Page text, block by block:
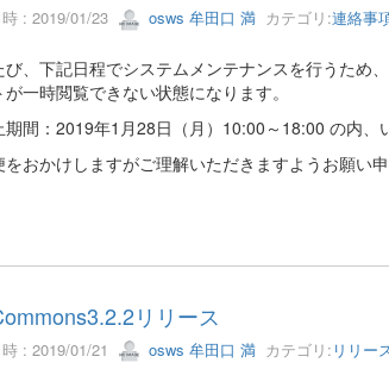
: 2019/01/23 osws 牟田口 満カテゴリ:連絡事
び、下記日程でシステムメンテナンスを行うため、
一時閲覧できない状態になります。
間：2019年1月28日（月）10:00～18:00 の内、
をおかけしますがご理解いただきますようお願い申
リリース
: 2019/01/21 osws 牟田口 満カテゴリ: リリー